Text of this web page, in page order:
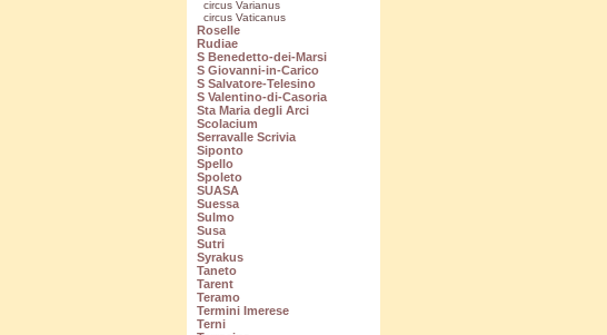
circus Varianus
circus Vaticanus
Roselle
Rudiae
S Benedetto-dei-Marsi
S Giovanni-in-Carico
S Salvatore-Telesino
S Valentino-di-Casoria
Sta Maria degli Arci
Scolacium
Serravalle Scrivia
Siponto
Spello
Spoleto
SUASA
Suessa
Sulmo
Susa
Sutri
Syrakus
Taneto
Tarent
Teramo
Termini Imerese
Terni